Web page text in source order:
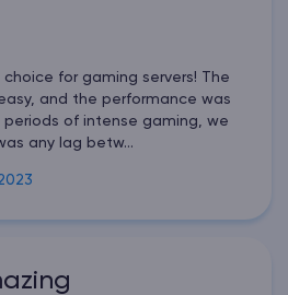
choice for gaming servers! The
and the performance was
of intense gaming, we
any lag betw...